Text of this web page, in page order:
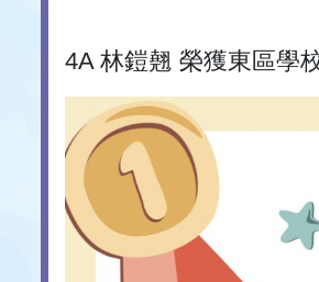
4A 林鎧翹 榮獲東區學